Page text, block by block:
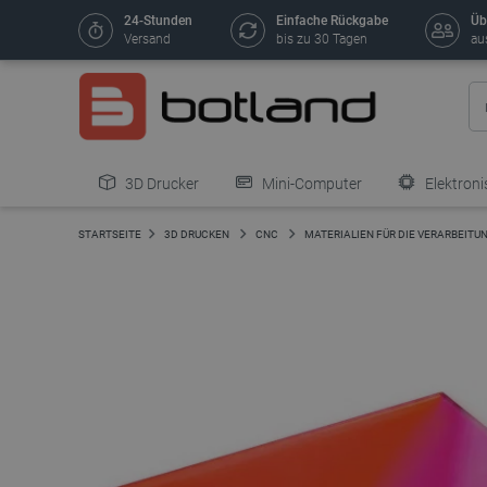
24-Stunden
Versand
Einfache Rückgabe
bis zu 30 Tagen
3D Drucker Mini-Computer
STARTSEITE 3D DRUCKEN CNC MATERIALIEN FÜR DIE